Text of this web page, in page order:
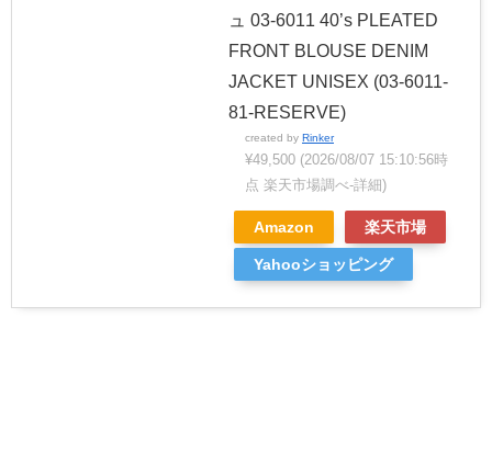
ュ 03-6011 40’s PLEATED
FRONT BLOUSE DENIM
JACKET UNISEX (03-6011-
81-RESERVE)
created by Rinker
¥49,500 (2026/08/07 15:10:56時
点 楽天市場調べ-詳細)
Amazon 楽天市場
Yahooショッピング